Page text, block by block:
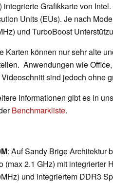
integrierte Grafikkarte von
Units (EUs). Je nach
und TurboBoost
Karten können nur sehr alte
Anwendungen wie
sind jedoch ohne
Informationen gibt es in
Benchmarkliste.
: Auf Sandy Brige Architektur
(max 2.1 GHz) mit integrierter
und integriertem DDR3